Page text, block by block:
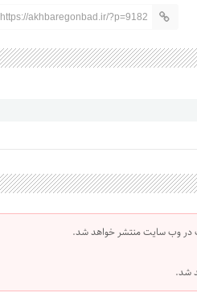
https://akhbaregonbad.ir/?p=9182
در وب سایت منتشر خواهد شد.
شد.